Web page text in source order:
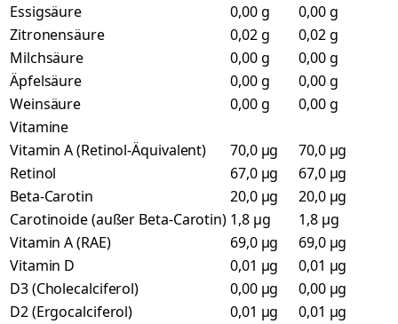
Essigsäure
0,00 g
0,00 g
Zitronensäure
0,02 g
0,02 g
Milchsäure
0,00 g
0,00 g
Äpfelsäure
0,00 g
0,00 g
Weinsäure
0,00 g
0,00 g
Vitamine
Vitamin A (Retinol-Äquivalent)
70,0 µg
70,0 µg
Retinol
67,0 µg
67,0 µg
Beta-Carotin
20,0 µg
20,0 µg
Carotinoide (außer Beta-Carotin) 1,8 µg
1,8 µg
Vitamin A (RAE)
69,0 µg
69,0 µg
Vitamin D
0,01 µg
0,01 µg
D3 (Cholecalciferol)
0,00 µg
0,00 µg
D2 (Ergocalciferol)
0,01 µg
0,01 µg